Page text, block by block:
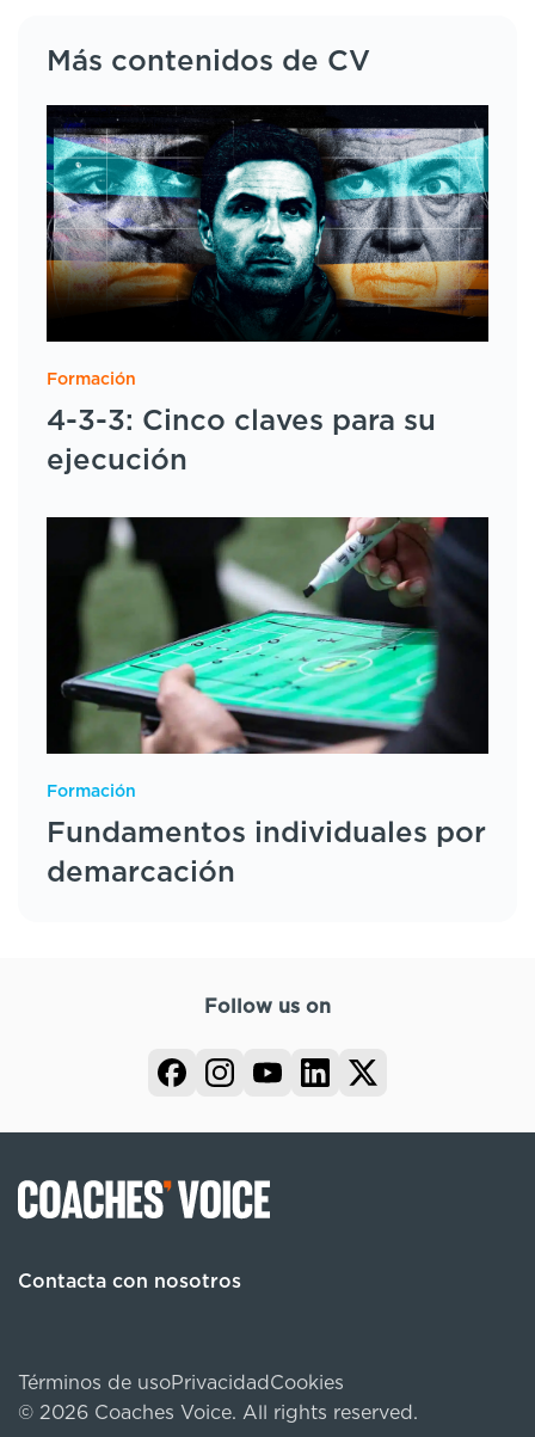
Más contenidos de CV
Formación
4-3-3: Cinco claves para su
ejecución
Formación
Fundamentos individuales por
demarcación
Follow us on
Contacta con nosotros
© 2026 Coaches Voice. All rights reserved.
Términos de usoPrivacidad Cookies